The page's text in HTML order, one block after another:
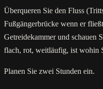
Überqueren Sie den Fluss
Fußgängerbrücke wenn er
Getreidekammer und schauen
flach, rot, weitläufig, ist wohin
Planen Sie zwei Stunden ein.